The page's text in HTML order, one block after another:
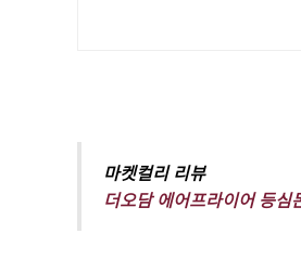
마켓컬리 리뷰
더오담 에어프라이어 등심